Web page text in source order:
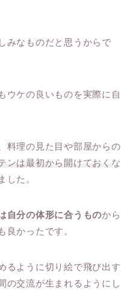
みなものだと思うからで
ウケの良いものを実際に自
料理の見た目や部屋からの
ンは最初から開けておく な
した。
自分の体形に合うものから
良かったです。
るように切り絵で飛び出す
の交流が生まれるようにし